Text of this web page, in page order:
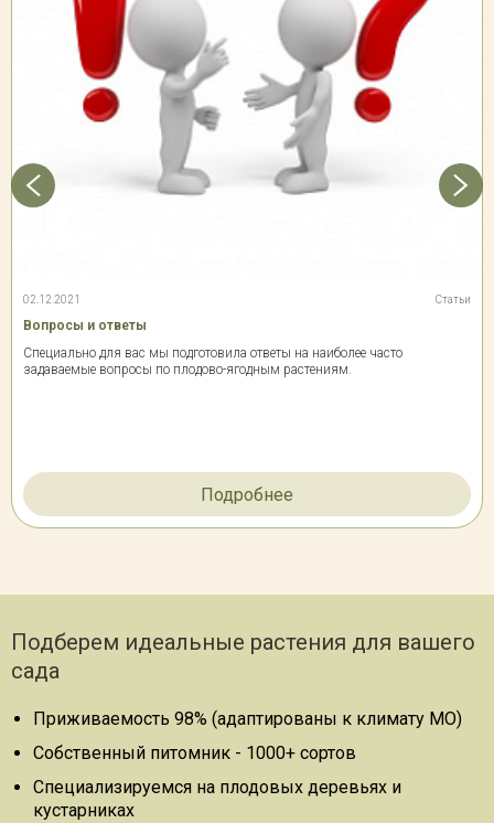
02.12.2021 Статьи
Вопросы и ответы
Специально для вас мы подготовила ответы на наиболее часто
задаваемые вопросы по плодово-ягодным растениям.
Подробнее
Подберем идеальные растения для вашего
сада
Приживаемость 98% (адаптированы к климату МО)
Собственный питомник - 1000+ сортов
Специализируемся на плодовых деревьях и
кустарниках